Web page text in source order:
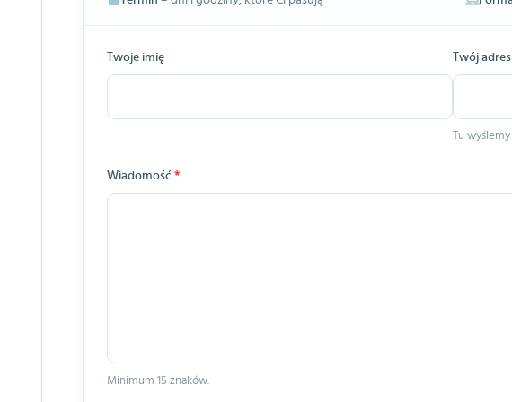
Twoje imię Twój
Tu
Wiadomość *
Minimum 15 znaków.